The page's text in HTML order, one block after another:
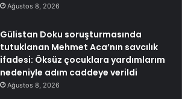
Ağustos 8, 2026
Gülistan Doku soruşturmasında
tutuklanan Mehmet Aca’nın savcılık
ifadesi: Öksüz çocuklara yardımlarım
nedeniyle adım caddeye verildi
Ağustos 8, 2026